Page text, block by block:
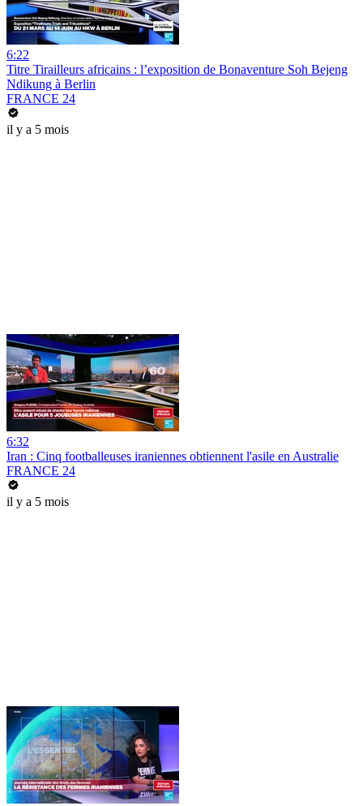
6:22
Titre Tirailleurs africains : l’exposition de Bonaventure Soh Bejeng
Ndikung à Berlin
FRANCE 24
il y a 5 mois
6:32
Iran : Cinq footballeuses iraniennes obtiennent l'asile en Australie
FRANCE 24
il y a 5 mois